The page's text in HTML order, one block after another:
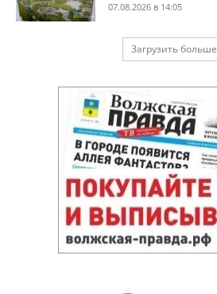
07.08.2026 в 14:05
Загрузить больше